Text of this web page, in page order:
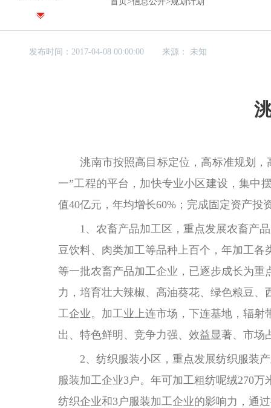
发布时间：2017-04-08 00:00:00 来源： 未知
洮南市按照高目标定位，高标准规划
一”工程的平台，加快专业小区建设，集中
值40亿元，年均增长60%；完成固定资产投
1、农畜产品加工区，重点发展农畜产品
豆饮料、肉类加工等品种上百个，年加工
等一批农畜产品加工企业，已逐步成长为
力，培育壮大辣椒、高油葵花、绿色粮豆
工企业。加工业上连市场，下连基地，辐
出、特色鲜明、竞争力强、效益显著、市
2、纺织服装小区，重点发展纺织服装产
服装加工企业3户。年可加工粗纺呢绒270
纺织企业和3户服装加工企业的影响力，通